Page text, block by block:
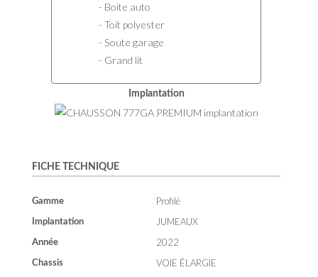
- Boite auto
- Toit polyester
- Soute garage
- Grand lit
Implantation
FICHE TECHNIQUE
Gamme Profilé
Implantation JUMEAUX
Année 2022
Chassis VOIE ÉLARGIE